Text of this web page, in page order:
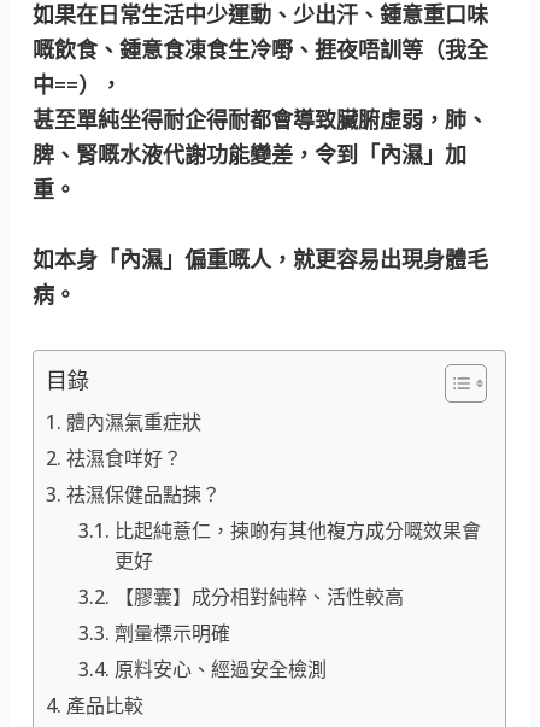
如果在日常生活中少運動、少出汗、鍾意重口味
嘅飲食、鍾意食凍食生冷嘢、捱夜唔訓等（我全
中==），
甚至單純坐得耐企得耐都會導致臟腑虛弱，肺、
脾、腎嘅水液代謝功能變差，令到「內濕」加
重。
如本身「內濕」偏重嘅人，就更容易出現身體毛
病。
目錄
體內濕氣重症狀
祛濕食咩好？
祛濕保健品點揀？
比起純薏仁，揀啲有其他複方成分嘅效果會
更好
【膠囊】成分相對純粹、活性較高
劑量標示明確
原料安心、經過安全檢測
產品比較